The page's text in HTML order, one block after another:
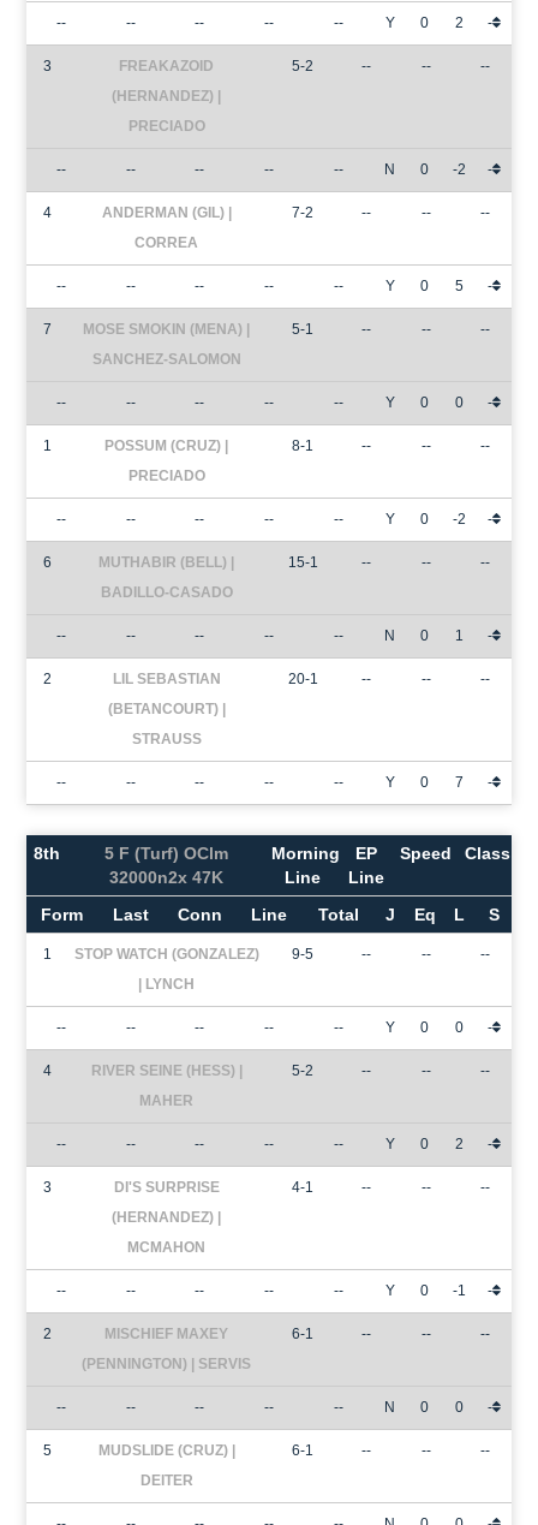
-- -- -- -- -- Y 0 2 -
3
FREAKAZOID
(HERNANDEZ) |
PRECIADO
5-2 -- -- --
-- -- -- -- -- N 0 -2 -
4
ANDERMAN (GIL) |
CORREA
7-2 -- -- --
-- -- -- -- -- Y 0 5 -
7
MOSE SMOKIN (MENA) |
SANCHEZ-SALOMON
5-1 -- -- --
-- -- -- -- -- Y 0 0 -
1
POSSUM (CRUZ) |
PRECIADO
8-1 -- -- --
-- -- -- -- -- Y 0 -2 -
6
MUTHABIR (BELL) |
BADILLO-CASADO
15-1 -- -- --
-- -- -- -- -- N 0 1 -
2
LIL SEBASTIAN
(BETANCOURT) |
STRAUSS
20-1 -- -- --
-- -- -- -- -- Y 0 7 -
8th
5 F (Turf) OClm
32000n2x 47K
Morning
Line
EP
Line
Speed Class
Form Last Conn Line Total J Eq L S
1
STOP WATCH (GONZALEZ)
| LYNCH
9-5 -- -- --
-- -- -- -- -- Y 0 0 -
4
RIVER SEINE (HESS) |
MAHER
5-2 -- -- --
-- -- -- -- -- Y 0 2 -
3
DI'S SURPRISE
(HERNANDEZ) |
MCMAHON
4-1 -- -- --
-- -- -- -- -- Y 0 -1 -
2
MISCHIEF MAXEY
(PENNINGTON) | SERVIS
6-1 -- -- --
-- -- -- -- -- N 0 0 -
5
MUDSLIDE (CRUZ) |
DEITER
6-1 -- -- --